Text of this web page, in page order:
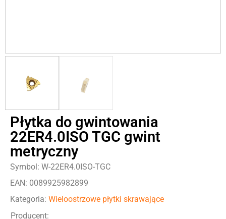
Płytka do gwintowania
22ER4.0ISO TGC gwint
metryczny
Symbol: W-22ER4.0ISO-TGC
EAN: 0089925982899
Kategoria: Wieloostrzowe płytki skrawające
Producent: